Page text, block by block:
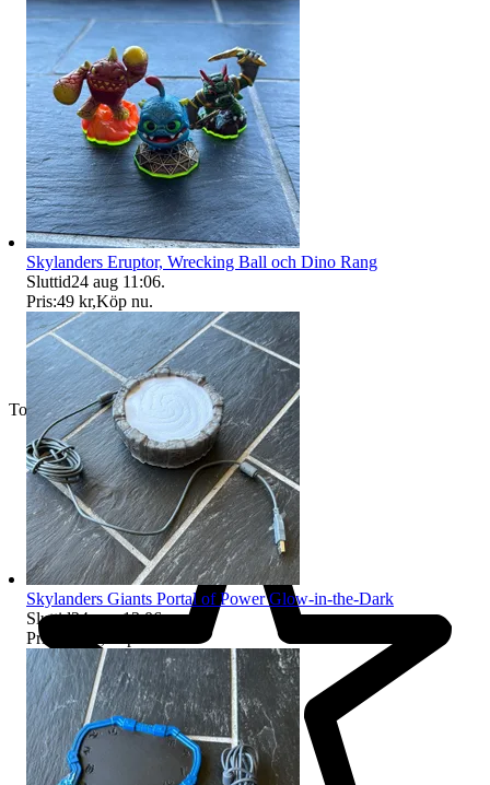
Toppsäljare
Skylanders Eruptor, Wrecking Ball och Dino Rang
Sluttid24 aug 11:06.
Pris:49 kr,Köp nu.
Skylanders Giants Portal of Power Glow-in-the-Dark
Sluttid24 aug 13:06.
Pris: